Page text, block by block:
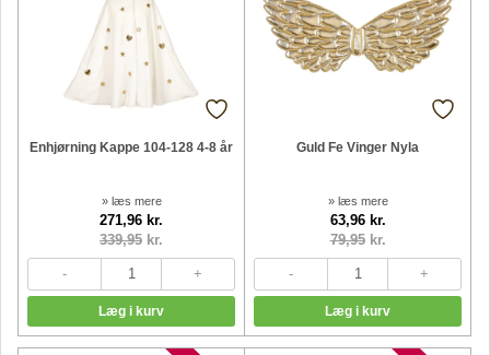
Enhjørning Kappe 104-128 4-8 år
» læs mere
271,96 kr.
339,95 kr.
Guld Fe Vinger Nyla
» læs mere
63,96 kr.
79,95kr.